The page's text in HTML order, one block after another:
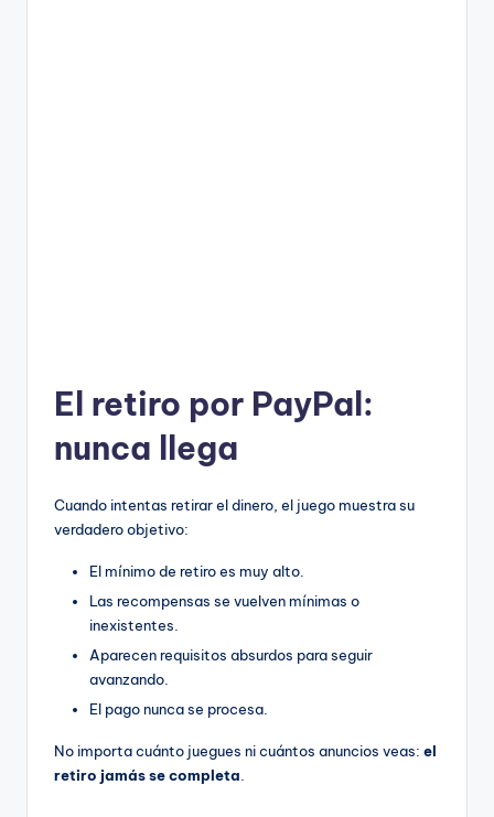
El retiro por PayPal:
nunca llega
Cuando intentas retirar el dinero, el juego muestra su
verdadero objetivo:
El mínimo de retiro es muy alto.
Las recompensas se vuelven mínimas o
inexistentes.
Aparecen requisitos absurdos para seguir
avanzando.
El pago nunca se procesa.
No importa cuánto juegues ni cuántos anuncios veas: el
retiro jamás se completa.